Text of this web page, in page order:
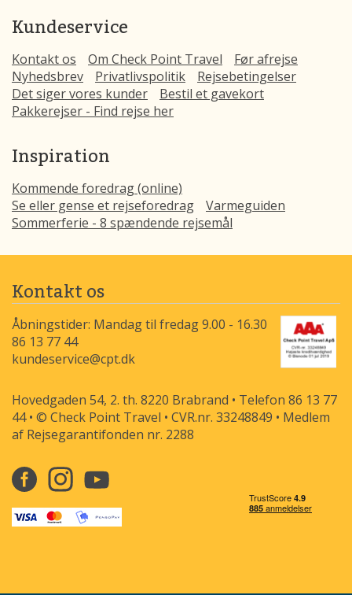
Kundeservice
Kontakt os Om Check Point Travel
Før afrejse
Nyhedsbrev
Privatlivspolitik
Rejsebetingelser
Det siger vores kunder
Bestil et gavekort
Pakkerejser - Find rejse her
Inspiration
Kommende foredrag (online)
Se eller gense et rejseforedrag
Varmeguiden
Sommerferie - 8 spændende rejsemål
Kontakt os
Åbningstider: Mandag til fredag 9.00 - 16.30
86 13 77 44
kundeservice@cpt.dk
Hovedgaden 54, 2. th. 8220 Brabrand • Telefon 86 13 77
44 • © Check Point Travel • CVR.nr. 33248849 • Medlem
af Rejsegarantifonden nr. 2288